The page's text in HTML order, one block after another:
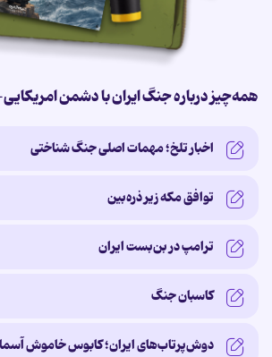
همه‌چیز درباره جنگ ایران با دشمن
اخبار تلخ؛ مهمات اصلی جنگ شناختی
توافق مکه زیر ذره‌بین
ترامپ در بن‌بست ایران
کاسبان جنگ
دوش‌پرتاب‌های ایران؛ کابوس خاموش